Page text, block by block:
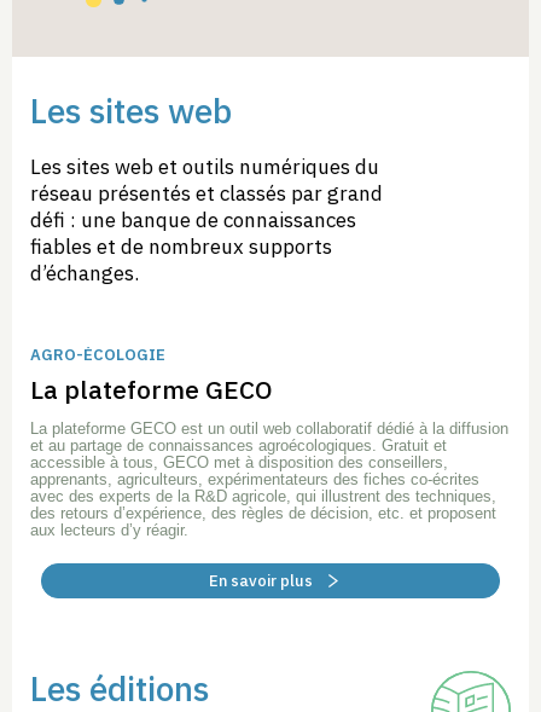
Les sites web
Les sites web et outils numériques du
réseau présentés et classés par grand
défi : une banque de connaissances
fiables et de nombreux supports
d’échanges.
AGRO-ÉCOLOGIE
La plateforme GECO
La plateforme GECO est un outil web collaboratif dédié à la diffusion
et au partage de connaissances agroécologiques. Gratuit et
accessible à tous, GECO met à disposition des conseillers,
apprenants, agriculteurs, expérimentateurs des fiches co-écrites
avec des experts de la R&D agricole, qui illustrent des techniques,
des retours d’expérience, des règles de décision, etc. et proposent
aux lecteurs d’y réagir.
En savoir plus
Les éditions